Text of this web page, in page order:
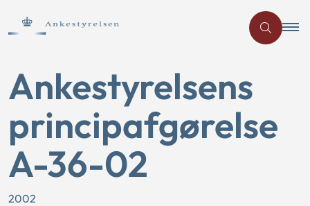
Ankestyrelsens
principafgørelse
A-36-02
2002